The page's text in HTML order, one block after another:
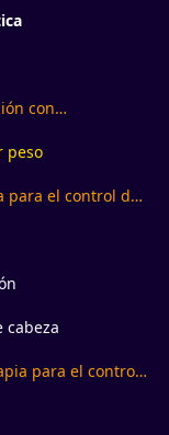
con
peso
para el control de
cabeza
para el control